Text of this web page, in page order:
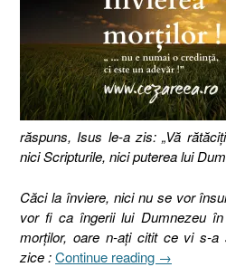
răspuns, Isus le-a zis: „Vă
nici Scripturile, nici puterea lui
Căci la înviere, nici nu se vor
vor fi ca îngerii lui Dumnezeu
morţilor, oare n-aţi citit ce vi s-a
zice :Continue reading „40.
→